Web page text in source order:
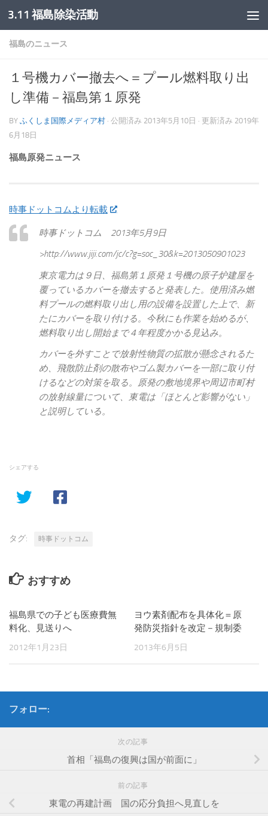
コンテンツへスキップ
3.11 福島除染活動
福島のニュース
１号機カバー撤去へ＝プール燃料取り出
し準備－福島第１原発
BY ふくしま国際メディア村 · 公開済み 2013年5月10日 · 更新済み 2019年
6月18日
福島原発ニュース
時事ドットコムより転載
時事ドットコム 2013年5月9日
>http://www.jiji.com/jc/c?g=soc_30&k=2013050901023
東京電力は９日、福島第１原発１号機の原子炉建屋を
覆っているカバーを撤去すると発表した。使用済み燃
料プールの燃料取り出し用の設備を設置した上で、新
たにカバーを取り付ける。今秋にも作業を始めるが、
燃料取り出し開始まで４年程度かかる見込み。
カバーを外すことで放射性物質の拡散が懸念されるた
め、飛散防止剤の散布やゴム製カバーを一部に取り付
けるなどの対策を取る。原発の敷地境界や周辺市町村
の放射線量について、東電は「ほとんど影響がない」
と説明している。
シェアする
タグ: 時事ドットコム
おすすめ
福島県での子ども医療費無
料化、見送りへ
2012年1月23日
ヨウ素剤配布を具体化＝原
発防災指針を改定－規制委
2013年6月5日
フォロー:
次の記事
首相「福島の復興は国が前面に」
前の記事
東電の再建計画 国の応分負担へ見直しを